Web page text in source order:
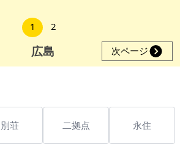
1
2
広島 次ページ
別荘 二拠点 永住